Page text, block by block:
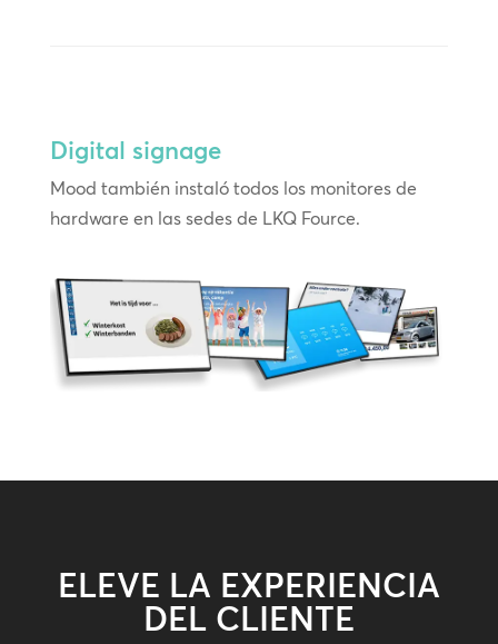
Digital signage
Mood también instaló todos los monitores de
hardware en las sedes de LKQ Fource.
ELEVE LA EXPERIENCIA
DEL CLIENTE